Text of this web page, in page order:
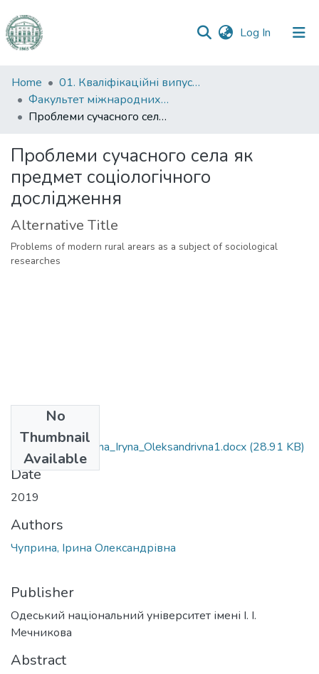
Log In (current)
Communities
&
Collections
Statistics
Home
01. Кваліфікаційні випускні роботи здобувачів вищої освіти
Факультет міжнародних відносин, політології та соціології
Проблеми сучасного села як предмет соціологічного дослідження
Проблеми сучасного села як
предмет соціологічного
дослідження
Alternative Title
Problems of modern rural arears as a subject of sociological
researches
No
Thumbnail
Available
6.030101_Chuprina_Iryna_Oleksandrivna1.docx (28.91 KB)
Date
2019
Authors
Чуприна, Ірина Олександрівна
Publisher
Одеський національний університет імені І. І.
Мечникова
Abstract